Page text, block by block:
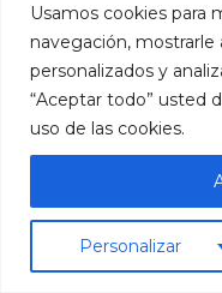
Usamos cookies para
navegación,
personalizados y
“Aceptar todo” usted
uso de las cookies.
Personalizar
63
7,5
de
voz
30
a